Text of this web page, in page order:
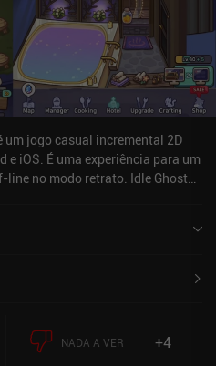
um jogo casual incremental 2D
iOS. É uma experiência para um
line no modo retrato. Idle Ghost
NADA A VER +4